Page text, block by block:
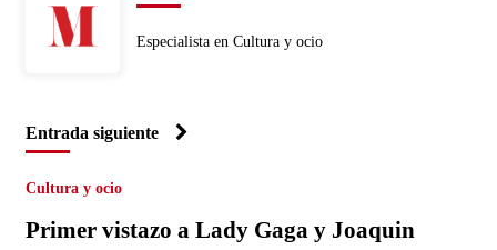
Especialista en Cultura y ocio
Entrada siguiente
Cultura y ocio
Primer vistazo a Lady Gaga y Joaquin